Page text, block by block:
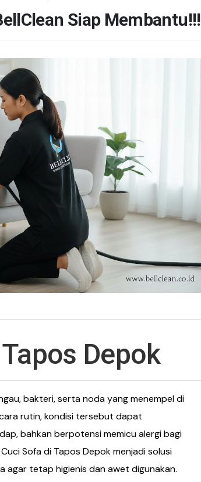
Siap Membantu!!!
Depok
bakteri, serta noda yang menempel di
rutin, kondisi tersebut dapat
bahkan berpotensi memicu alergi bagi
Sofa di Tapos Depok menjadi solusi
agar tetap higienis dan awet digunakan.